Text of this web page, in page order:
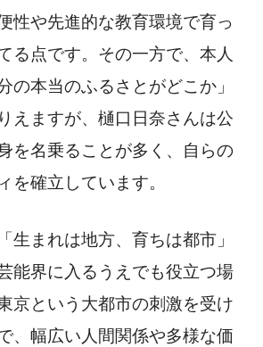
性や先進的な教育環境で育っ
る点です。その一方で、本人
の本当のふるさとがどこか」
えますが、樋口日奈さんは公
を名乗ることが多く、自らの
を確立しています。
生まれは地方、育ちは都市」
能界に入るうえでも役立つ場
京という大都市の刺激を受け
、幅広い人間関係や多様な価